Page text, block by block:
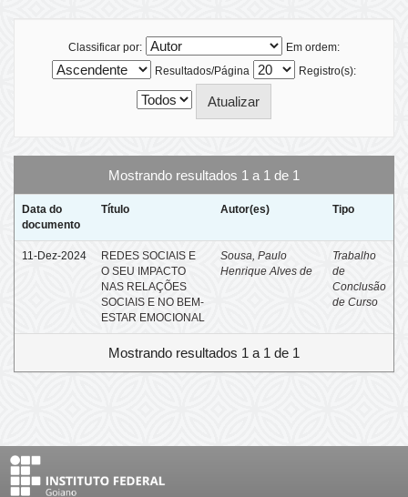
Classificar por:
Em ordem:
Resultados/Página
Registro(s):
Mostrando resultados 1 a 1 de 1
Data do
documento
Título Autor(es) Tipo
11-Dez-2024
REDES SOCIAIS E
O SEU IMPACTO
NAS RELAÇÕES
SOCIAIS E NO BEM-
ESTAR EMOCIONAL
Sousa, Paulo
Henrique Alves de
Trabalho
de
Conclusão
de Curso
Mostrando resultados 1 a 1 de 1